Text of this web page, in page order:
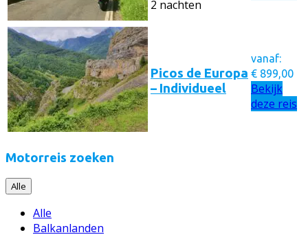
2 nachten
Picos de Europa
– Individueel
vanaf:
€ 899,00
Bekijk
deze reis
Motorreis zoeken
Alle
Alle
Balkanlanden